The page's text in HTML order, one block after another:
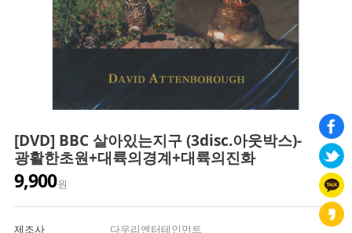
[DVD] BBC 살아있는지구 (3disc.아웃박스)-
광활한초원+대륙의경계+대륙의진화
9,900원
제조사
다우리엔터테인먼트